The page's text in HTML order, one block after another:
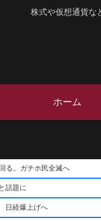
株式や仮想通貨な
ホーム
る。ガチホ民全滅へ
話題に
日経爆上げへ